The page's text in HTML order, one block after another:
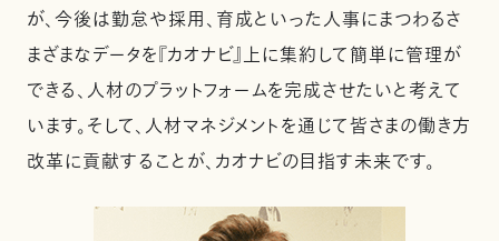
が、今後は勤怠や採用、育成といった人事にまつわるさ
まざまなデータを『カオナビ』上に集約して簡単に管理が
できる、人材のプラットフォームを完成させたいと考えて
います。そして、人材マネジメントを通じて皆さまの働き方
改革に貢献することが、カオナビの目指す未来です。